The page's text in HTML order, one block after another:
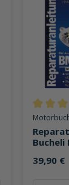
von 0 von 5
Bucheli
39,90 €